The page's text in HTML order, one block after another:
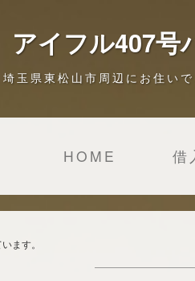
アイフル407号
埼玉県東松山市周辺にお住い
HOME 借
ます。